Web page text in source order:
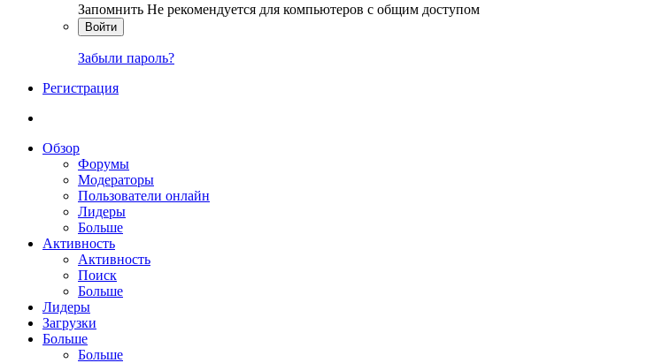
Запомнить Не рекомендуется для компьютеров с общим доступом
Войти
Забыли пароль?
Регистрация
Обзор
Форумы
Модераторы
Пользователи онлайн
Лидеры
Больше
Активность
Активность
Поиск
Больше
Лидеры
Загрузки
Больше
Больше